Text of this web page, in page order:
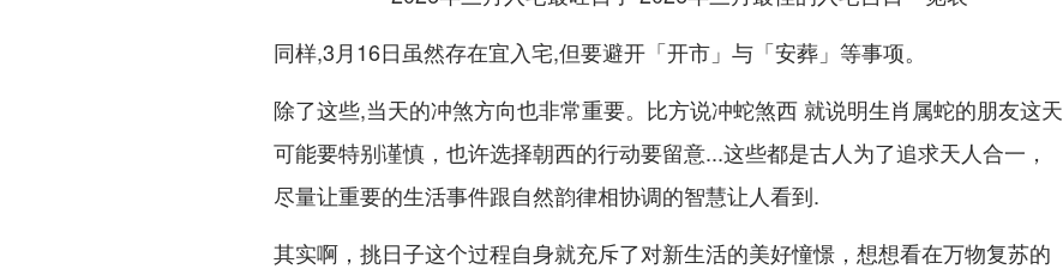
同样,3月16日虽然存在宜入宅,但要避开「开市」与「安葬」等事项。
除了这些,当天的冲煞方向也非常重要。比方说冲蛇煞西 就说明生肖属蛇的朋友这天
可能要特别谨慎，也许选择朝西的行动要留意...这些都是古人为了追求天人合一，
尽量让重要的生活事件跟自然韵律相协调的智慧让人看到.
其实啊，挑日子这个过程自身就充斥了对新生活的美好憧憬，想想看在万物复苏的